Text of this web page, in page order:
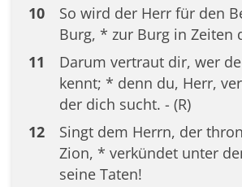
10
So wird der Herr für den
Burg, * zur Burg in Zeiten
11
Darum vertraut dir, wer
kennt; * denn du, Herr,
der dich sucht. - (R)
12
Singt dem Herrn, der
Zion, * verkündet unter
seine Taten!